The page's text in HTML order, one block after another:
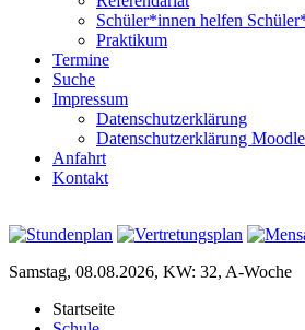
Schüler*innen helfen
Praktikum
Termine
Suche
Impressum
Datenschutzerklärung
Datenschutzerklärung Moodle
Anfahrt
Kontakt
Samstag, 08.08.2026, KW: 32, A-Woche
Startseite